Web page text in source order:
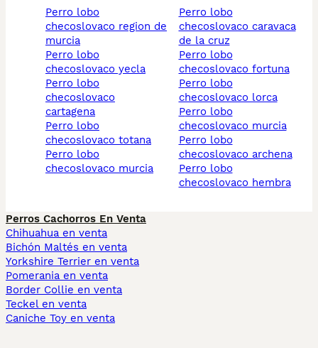
perro lobo
checoslovaco region de
murcia
perro lobo
checoslovaco yecla
perro lobo
checoslovaco
cartagena
perro lobo
checoslovaco totana
perro lobo
checoslovaco murcia
perro lobo
checoslovaco caravaca
de la cruz
perro lobo
checoslovaco fortuna
perro lobo
checoslovaco lorca
perro lobo
checoslovaco murcia
perro lobo
checoslovaco archena
perro lobo
checoslovaco hembra
Perros Cachorros En Venta
Chihuahua en venta
Bichón Maltés en venta
Yorkshire Terrier en venta
Pomerania en venta
Border Collie en venta
Teckel en venta
Caniche Toy en venta